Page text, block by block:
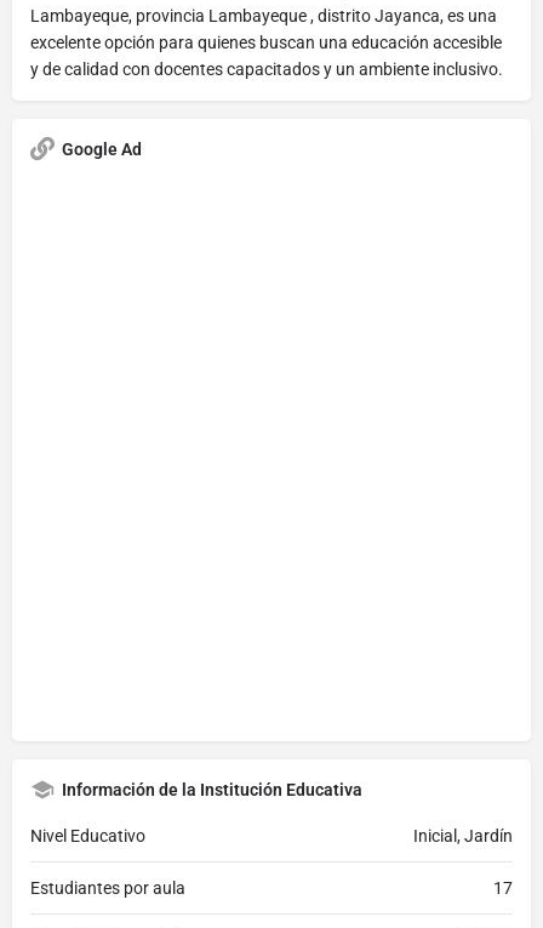
Lambayeque, provincia Lambayeque , distrito Jayanca, es una
excelente opción para quienes buscan una educación accesible
y de calidad con docentes capacitados y un ambiente inclusivo.
Google Ad
Información de la Institución Educativa
Nivel Educativo Inicial, Jardín
Estudiantes por aula 17